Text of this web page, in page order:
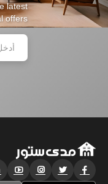
latest
offers